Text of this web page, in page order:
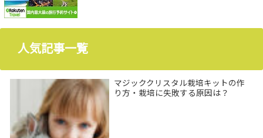
人気記事一覧
マジッククリスタル栽培キットの作
り方・栽培に失敗する原因は？